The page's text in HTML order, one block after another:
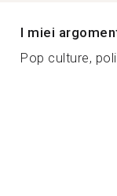
I miei
Pop culture,